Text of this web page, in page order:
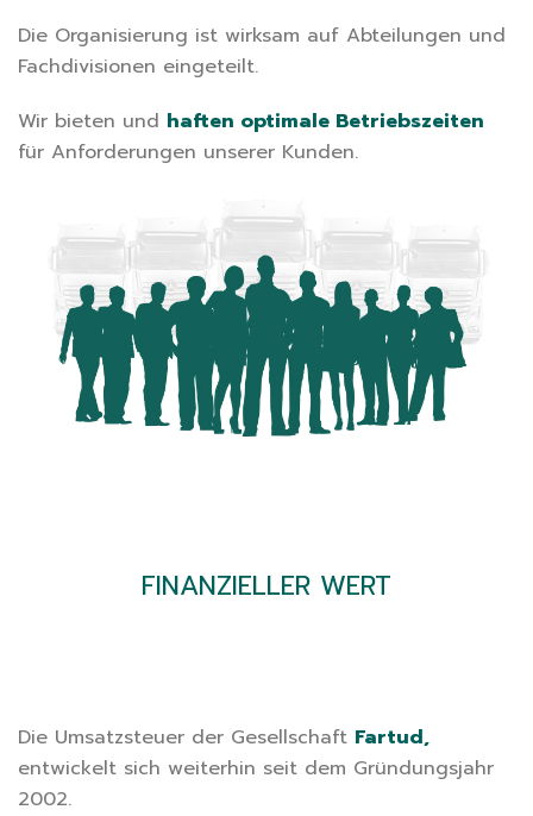
Die Organisierung ist wirksam auf Abteilungen und
Fachdivisionen eingeteilt.
Wir bieten und haften optimale Betriebszeiten
für Anforderungen unserer Kunden.
FINANZIELLER WERT
Die Umsatzsteuer der Gesellschaft Fartud,
entwickelt sich weiterhin seit dem Gründungsjahr
2002.